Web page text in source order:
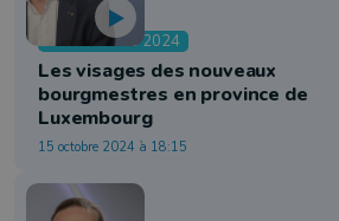
Communales 2024
Les visages des nouveaux
bourgmestres en province de
Luxembourg
15 octobre 2024 à 18:15